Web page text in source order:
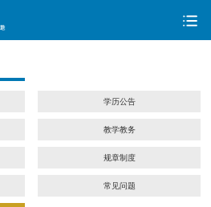
学历公告
教学教务
规章制度
常见问题